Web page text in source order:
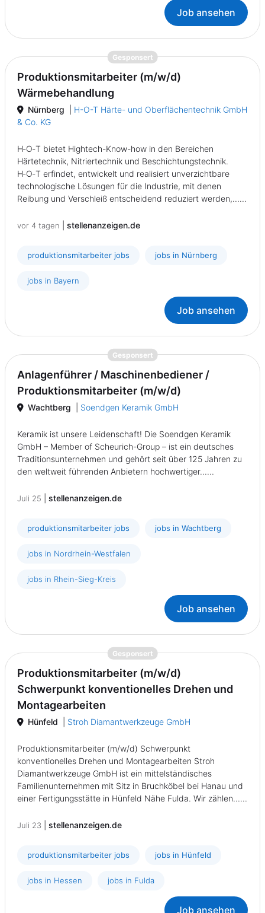
Job ansehen
Gesponsert{prompt.job}
Produktionsmitarbeiter (m/w/d)
Wärmebehandlung
Nürnberg
H-O-T Härte- und Oberflächentechnik GmbH
& Co. KG
H‑O‑T bietet Hightech-Know-how in den Bereichen
Härtetechnik, Nitriertechnik und Beschichtungstechnik.
H‑O‑T erfindet, entwickelt und realisiert unverzichtbare
technologische Lösungen für die Industrie, mit denen
Reibung und Verschleiß entscheidend reduziert werden,......
vor 4 tagen stellenanzeigen.de
produktionsmitarbeiter jobs jobs in Nürnberg
jobs in Bayern
Job ansehen
Gesponsert{prompt.job}
Anlagenführer / Maschinenbediener /
Produktionsmitarbeiter (m/w/d)
Wachtberg Soendgen Keramik GmbH
Keramik ist unsere Leidenschaft! Die Soendgen Keramik
GmbH – Member of Scheurich-Group – ist ein deutsches
Traditionsunternehmen und gehört seit über 125 Jahren zu
den weltweit führenden Anbietern hochwertiger......
Juli 25 stellenanzeigen.de
produktionsmitarbeiter jobs jobs in Wachtberg
jobs in Nordrhein-Westfalen
jobs in Rhein-Sieg-Kreis
Job ansehen
Gesponsert{prompt.job}
Produktionsmitarbeiter (m/w/d)
Schwerpunkt konventionelles Drehen und
Montagearbeiten
Hünfeld Stroh Diamantwerkzeuge GmbH
Produktionsmitarbeiter (m/w/d) Schwerpunkt
konventionelles Drehen und Montagearbeiten Stroh
Diamantwerkzeuge GmbH ist ein mittelständisches
Familienunternehmen mit Sitz in Bruchköbel bei Hanau und
einer Fertigungsstätte in Hünfeld Nähe Fulda. Wir zählen......
Juli 23 stellenanzeigen.de
produktionsmitarbeiter jobs jobs in Hünfeld
jobs in Hessen jobs in Fulda
Job ansehen